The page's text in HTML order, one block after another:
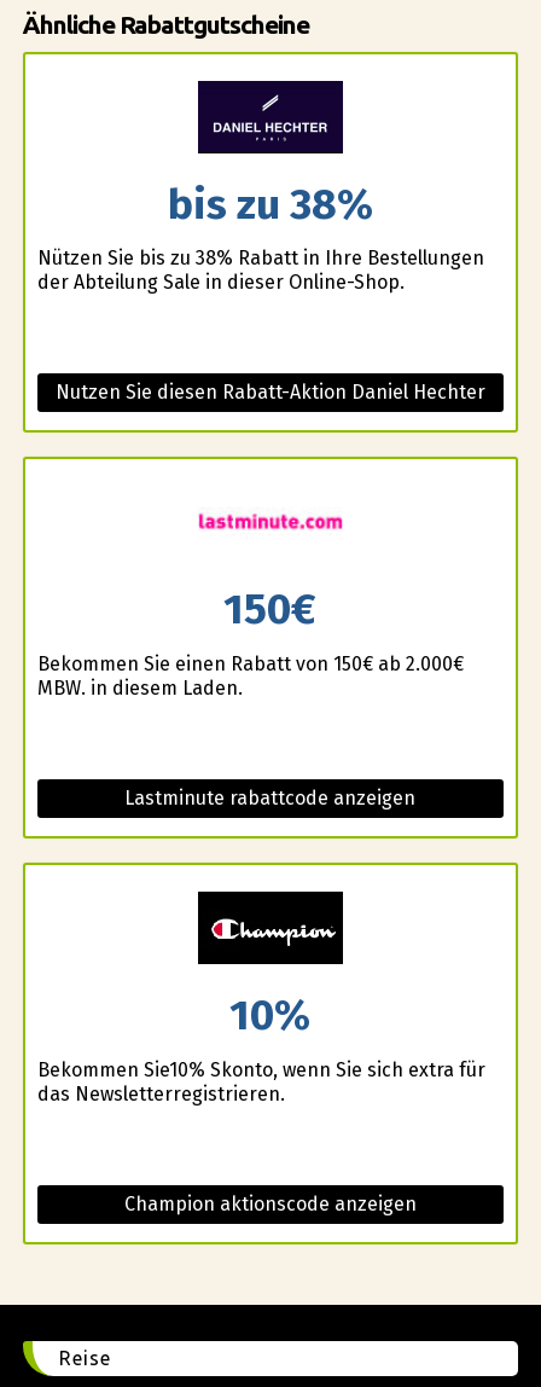
Ähnliche Rabattgutscheine
bis zu 38%
Nützen Sie bis zu 38% Rabatt in Ihre Bestellungen
der Abteilung Sale in dieser Online-Shop.
Nutzen Sie diesen Rabatt-Aktion Daniel Hechter
150€
Bekommen Sie einen Rabatt von 150€ ab 2.000€
MBW. in diesem Laden.
Lastminute rabattcode anzeigen
10%
Bekommen Sie10% Skonto, wenn Sie sich extra für
das Newsletterregistrieren.
Champion aktionscode anzeigen
Reise